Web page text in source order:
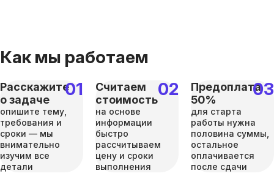
Как мы работаем
Расскажите
о задаче
опишите тему,
требования и
сроки — мы
внимательно
изучим все
детали
Считаем
стоимость
на основе
информации
быстро
рассчитываем
цену и сроки
выполнения
Предоплата
50%
для старта
работы нужна
половина суммы,
остальное
оплачивается
после сдачи